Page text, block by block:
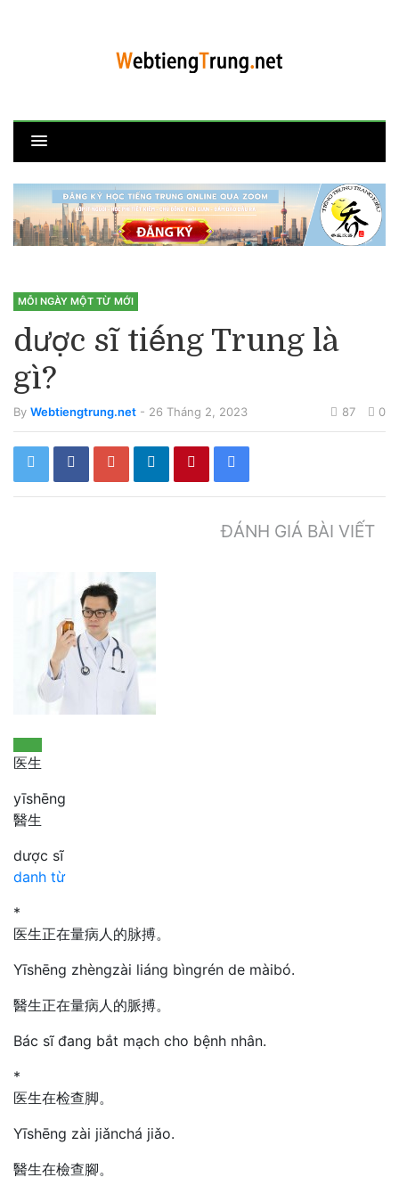
MỖI NGÀY MỘT TỪ MỚI
dược sĩ tiếng Trung là
gì?
By Webtiengtrung.net - 26 Tháng 2, 2023 87 0
ĐÁNH GIÁ BÀI VIẾT
医生
yīshēng
醫生
dược sĩ
danh từ
*
医生正在量病人的脉搏。
Yīshēng zhèngzài liáng bìngrén de màibó.
醫生正在量病人的脈搏。
Bác sĩ đang bắt mạch cho bệnh nhân.
*
医生在检查脚。
Yīshēng zài jiǎnchá jiǎo.
醫生在檢查腳。